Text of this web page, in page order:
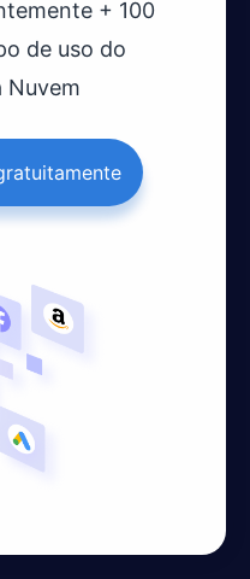
+ 100
de uso do
Nuvem